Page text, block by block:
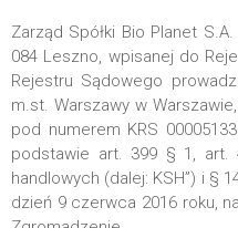
Zarząd Spółki Bio Planet
084 Leszno, wpisanej do
Rejestru Sądowego
m.st. Warszawy w
pod numerem KRS
podstawie art. 399 § 1, art.
handlowych (dalej: KSH”) i §
dzień 9 czerwca 2016 roku,